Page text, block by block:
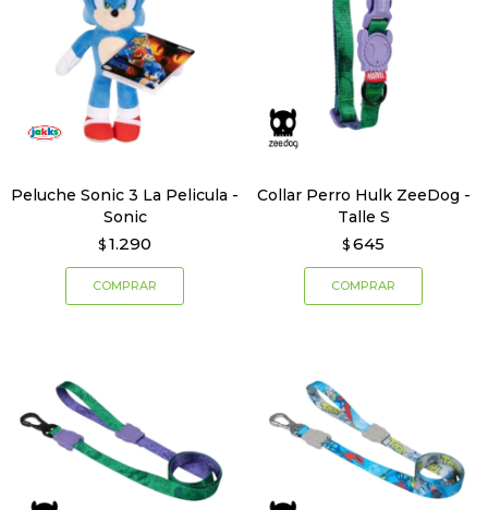
Peluche Sonic 3 La Pelicula -
Sonic
$ 1.290
Collar Perro Hulk ZeeDog -
Talle S
$ 645